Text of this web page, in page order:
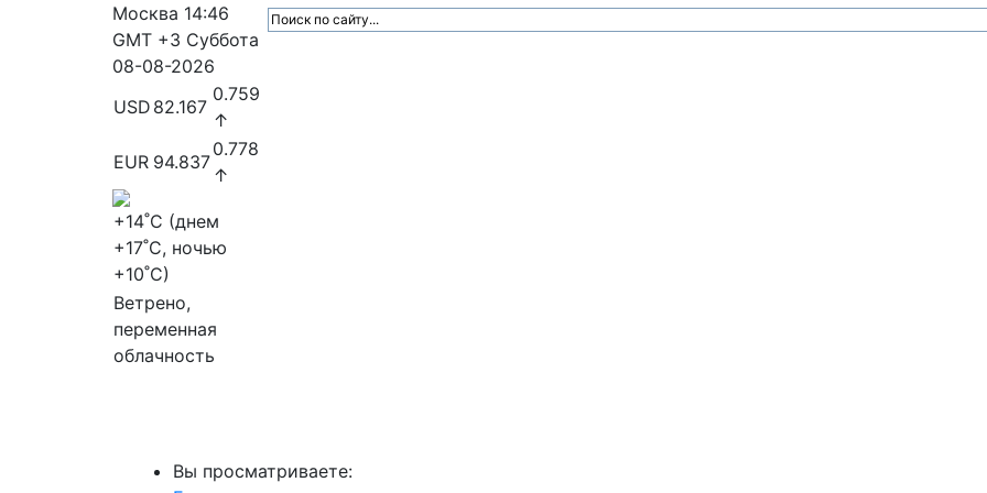
Москва 14:46
GMT +3 Суббота
08-08-2026
USD 82.167
0.759
↑
EUR 94.837
0.778
↑
+14˚C (днем
+17˚C, ночью
+10˚C)
Ветрено,
переменная
облачность
Вы просматриваете: